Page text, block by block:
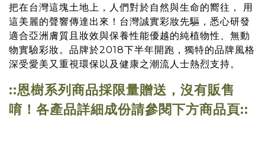
把在台灣這塊土地上，人們對於自然與生命的嚮往， 用
這美麗的聲響傳達出來！台灣誠實彩妝先驅，悉心研發
適合亞洲膚質且妝效與保養性能優越的純植物性、無動
物實驗彩妝。品牌於2018下半年開跑，獨特的品牌風格
深受愛美又重視環保以及健康之潮流人士熱烈支持。
::恩樹系列商品採限量贈送，沒有販售
唷！ 各產品詳細成份請參閱下方商品頁::